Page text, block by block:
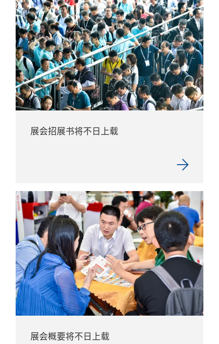
展会招展书将不日上载
展会概要将不日上载